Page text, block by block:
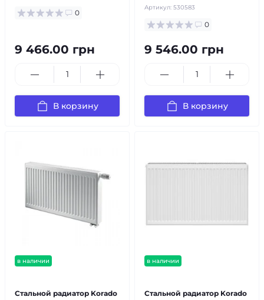
0
9 466.00 грн
В корзину
Артикул: 530583
0
9 546.00 грн
В корзину
в наличии
Стальной радиатор Korado
в наличии
Стальной радиатор Korado